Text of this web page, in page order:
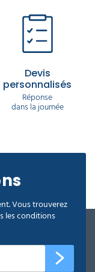
Devis
personnalisés
Réponse
dans la journée
Vous trouverez
les conditions